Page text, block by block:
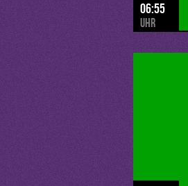
06:55
Uhr